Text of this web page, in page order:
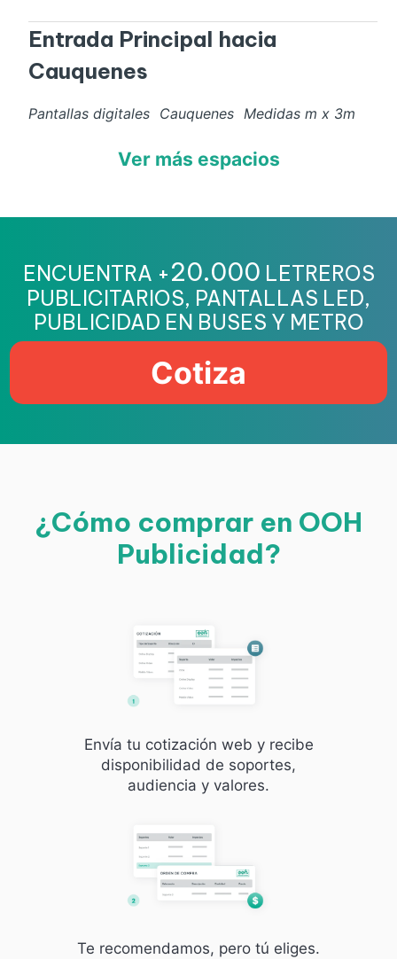
Entrada Principal hacia
Cauquenes
Pantallas digitales Cauquenes Medidas m x 3m
Ver más espacios
ENCUENTRA +20.000 LETREROS
PUBLICITARIOS, PANTALLAS LED,
PUBLICIDAD EN BUSES Y METRO
Cotiza
¿Cómo comprar en OOH
Publicidad?
Envía tu cotización web y recibe
disponibilidad de soportes,
audiencia y valores.
Te recomendamos, pero tú eliges.